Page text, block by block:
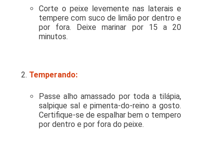
Corte o peixe levemente nas laterais e
tempere com suco de limão por dentro e
por fora. Deixe marinar por 15 a 20
minutos.
Temperando:
Passe alho amassado por toda a tilápia,
salpique sal e pimenta-do-reino a gosto.
Certifique-se de espalhar bem o tempero
por dentro e por fora do peixe.